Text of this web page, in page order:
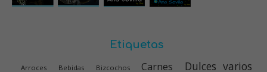
Etiquetas
Arroces Bebidas Bizcochos Carnes Dulces varios